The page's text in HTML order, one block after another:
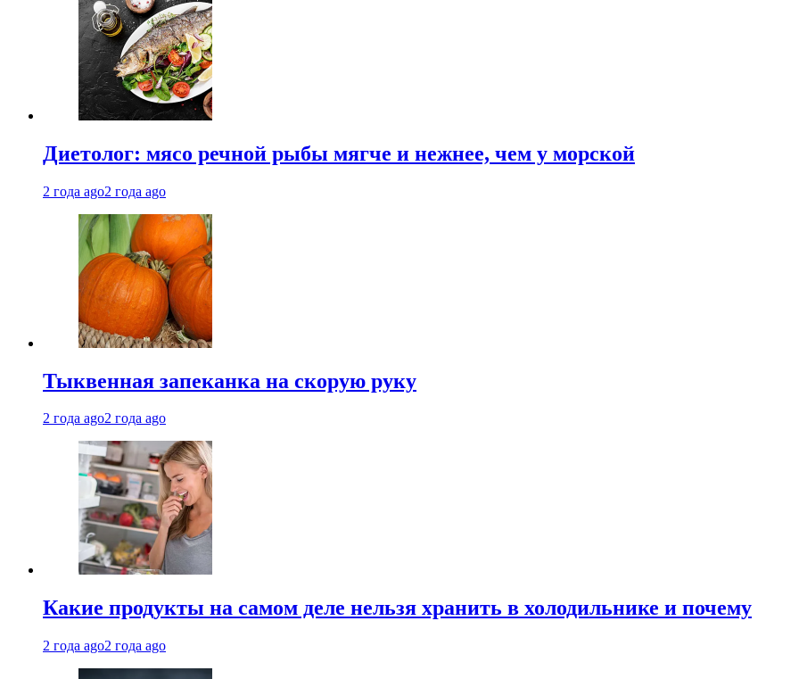
Диетолог: мясо речной рыбы мягче и нежнее, чем у морской
2 года ago2 года ago
Тыквенная запеканка на скорую руку
2 года ago2 года ago
Какие продукты на самом деле нельзя хранить в холодильнике и почему
2 года ago2 года ago